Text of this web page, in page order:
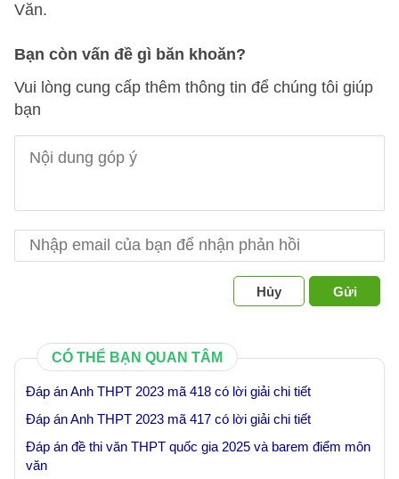
Văn.
Bạn còn vấn đề gì băn khoăn?
Vui lòng cung cấp thêm thông tin để chúng tôi giúp
bạn
Hủy Gửi
CÓ THỂ BẠN QUAN TÂM
Đáp án Anh THPT 2023 mã 418 có lời giải chi tiết
Đáp án Anh THPT 2023 mã 417 có lời giải chi tiết
Đáp án đề thi văn THPT quốc gia 2025 và barem điểm môn
văn